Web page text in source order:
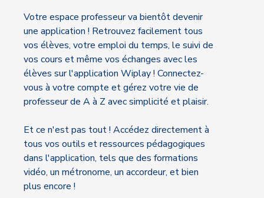
Votre espace professeur va bientôt devenir
une application ! Retrouvez facilement tous
vos élèves, votre emploi du temps, le suivi de
vos cours et même vos échanges avec les
élèves sur l'application Wiplay ! Connectez-
vous à votre compte et gérez votre vie de
professeur de A à Z avec simplicité et plaisir.
Et ce n'est pas tout ! Accédez directement à
tous vos outils et ressources pédagogiques
dans l'application, tels que des formations
vidéo, un métronome, un accordeur, et bien
plus encore !